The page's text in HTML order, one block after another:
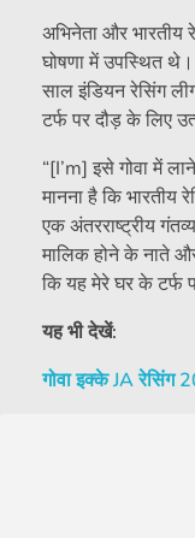
अभिनेता और भारतीय
घोषणा में उपस्थित
साल इंडियन रेसिंग
टर्फ पर दौड़ के लिए
“[I’m] इसे गोवा में
मानना ​​है कि भारतीय
एक अंतरराष्ट्रीय
मालिक होने के नाते
कि यह मेरे घर के टर्फ
यह भी देखें:
गोवा इक्के JA रेसिंग